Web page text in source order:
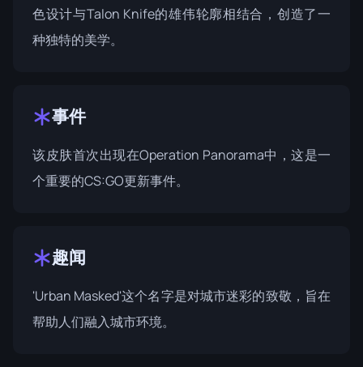
色设计与Talon Knife的雄伟轮廓相结合，创造了一
种独特的美学。
事件
该皮肤首次出现在Operation Panorama中，这是一
个重要的CS:GO更新事件。
趣闻
'Urban Masked'这个名字是对城市迷彩的致敬，旨在
帮助人们融入城市环境。